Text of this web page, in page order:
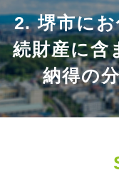
2. 堺市に
続財産に含
納得の